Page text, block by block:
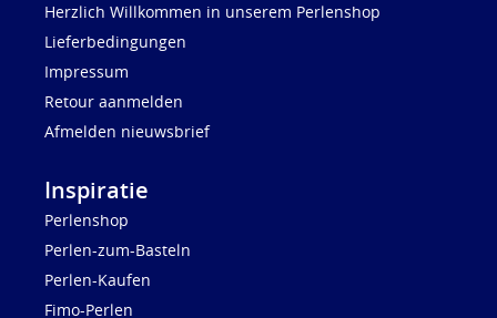
Herzlich Willkommen in unserem Perlenshop
Lieferbedingungen
Impressum
Retour aanmelden
Afmelden nieuwsbrief
Inspiratie
Perlenshop
Perlen-zum-Basteln
Perlen-Kaufen
Fimo-Perlen